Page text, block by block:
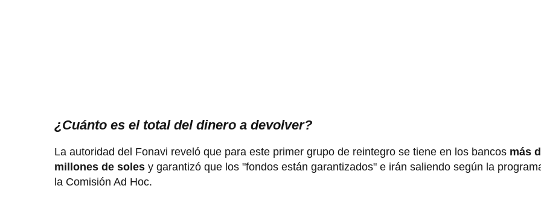
¿Cuánto es el total del dinero a devolver?
La autoridad del Fonavi reveló que para este primer grupo de reintegro se tiene en los bancos más
millones de soles y garantizó que los "fondos están garantizados" e irán saliendo según la
la Comisión Ad Hoc.